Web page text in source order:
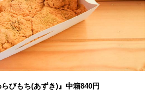
らびもち(あずき) 』中箱840円